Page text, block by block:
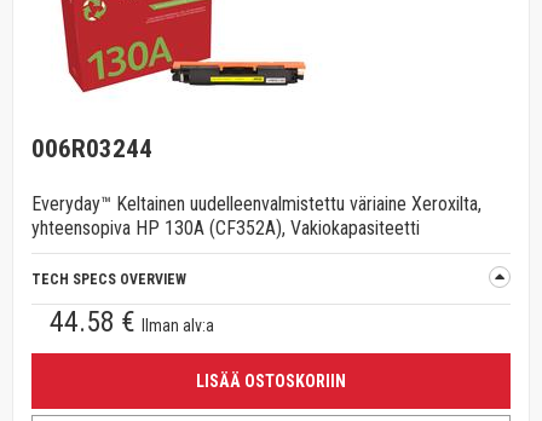
006R03244
Everyday™ Keltainen uudelleenvalmistettu väriaine Xeroxilta,
yhteensopiva HP 130A (CF352A), Vakiokapasiteetti
TECH SPECS OVERVIEW
44.58 € Ilman alv:a
LISÄÄ OSTOSKORIIN